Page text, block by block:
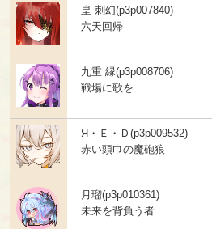
皇 刺幻(p3p007840)
六天回帰
九重 縁(p3p008706)
戦場に歌を
Я・Ｅ・Ｄ(p3p009532)
赤い頭巾の魔砲狼
月瑠(p3p010361)
未来を背負う者